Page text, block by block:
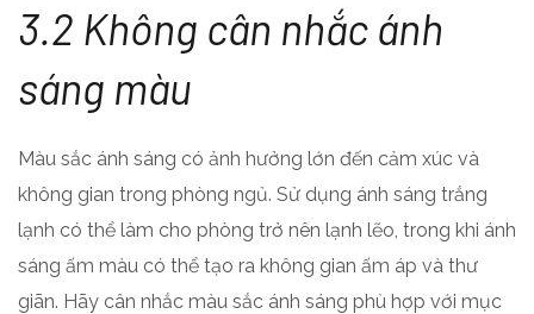
3.2 Không cân nhắc ánh
sáng màu
Màu sắc ánh sáng có ảnh hưởng lớn đến cảm xúc và
không gian trong phòng ngủ. Sử dụng ánh sáng trắng
lạnh có thể làm cho phòng trở nên lạnh lẽo, trong khi ánh
sáng ấm màu có thể tạo ra không gian ấm áp và thư
giãn. Hãy cân nhắc màu sắc ánh sáng phù hợp với mục